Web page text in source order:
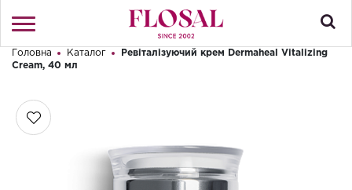
Увійти
КАТАЛОГ
Привіт! Що Ви шукаєте?
Головна Каталог
Ревіталізуючий крем Dermaheal Vitalizing
Cream, 40 мл